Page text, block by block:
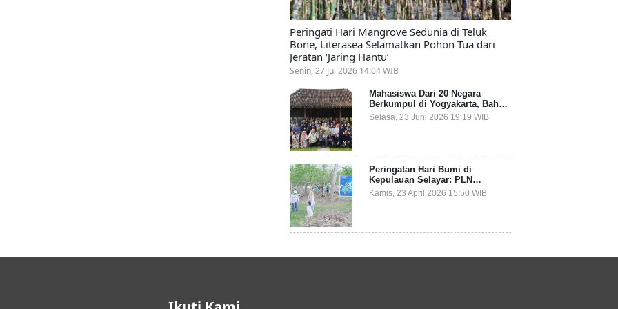
Peringati Hari Mangrove Sedunia di Teluk
Bone, Literasea Selamatkan Pohon Tua dari
Jeratan ‘Jaring Hantu’
Senin, 27 Jul 2026 14:04 WIB
Mahasiswa Dari 20 Negara
Berkumpul di Yogyakarta, Bahas
Mitigasi Ancaman Kesehatan
Global
Selasa, 23 Juni 2026 19:19 WIB
Peringatan Hari Bumi di
Kepulauan Selayar: PLN
Indonesia Power Gandeng
Pemda dan Komunitas, Giatkan
Kamis, 23 April 2026 15:50 WIB